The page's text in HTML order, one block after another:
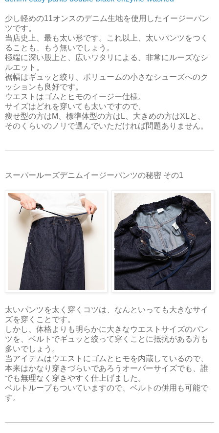
少し軽めの11オンスのデニム生地を使用したイージーパン
ツです。
当店史上、最も太い形です。これ以上、太いパンツをつく
ることも、もう無いでしょう。
極端に深い股上と、広いワタリによる、非常にルーズなシ
ルエット。
裾幅はギュッと絞り、ボリュームの小さなシューズへのク
ッションも良好です。
ウエストはゴムとヒモのイージー仕様。
サイズはどれを穿いても太いですので、
痩せ型の方はM、標準体型の方はL、大きめの方はXLと、
そのくらいのノリで選んでいただければ問題ありません。
スーパールーズデニムイージーパンツの秘密 その1
太いパンツを太く穿くコツは、なんといっても大きなサイ
ズを穿くことです。
しかし、体格よりも明らかに大きなウエストサイズのパン
ツを、ベルトでギュッと絞って穿くことに抵抗がある方も
多いでしょう。
当アイテムはウエストにゴムとヒモを内蔵しているので、
本来はかなり穿きづらいであろうオーバーサイズでも、誰
でも無理なく穿きやすく仕上げました。
ベルトループもついていますので、ベルトの併用も可能で
す。